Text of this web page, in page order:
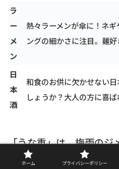
ラ
ー
メ
ン
熱々ラーメンが傘に！ネ
ングの細かさに注目。麺
日
本
酒
和食のお供に欠かせない
しょうか？大人の方に喜ば
「うな重」は、梅雨のジ
うな、元気が出るモチ
ホーム プライバシーポリシー